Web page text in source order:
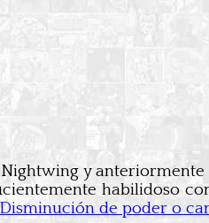
y anteriormente
habilidoso
de poder o